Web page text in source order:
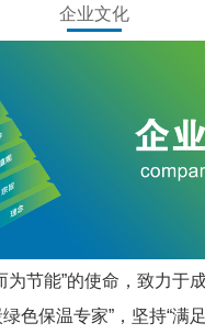
企业文化
为节能”的使命，致力于
色保温专家”，坚持“满